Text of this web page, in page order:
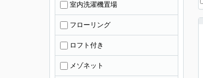
室内洗濯機置場
フローリング
ロフト付き
メゾネット